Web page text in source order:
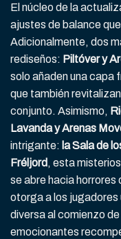
El núcleo de la
ajustes de balance
Adicionalmente, dos
rediseños: Piltóver y
solo añaden una capa
que también
conjunto. Asimismo,
Lavanda y Arenas
intrigante: la Sala de
Fréljord , esta
se abre hacia
otorga a los jugadores
diversa al comienzo
emocionantes